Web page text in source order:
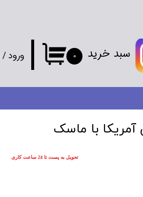
ورود/ ۰ سبد خرید
آمریکا با ماسک
تحویل به پست تا 24 ساعت کاری